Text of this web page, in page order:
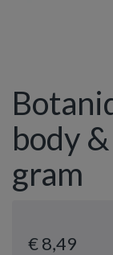
body
gram
€ 8,49